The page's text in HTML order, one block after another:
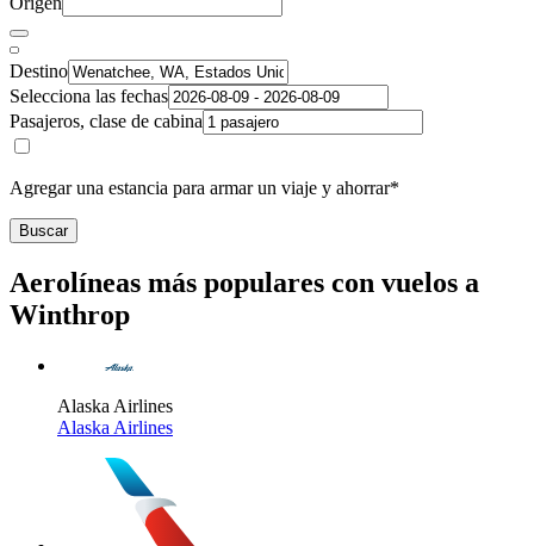
Destino
Selecciona las fechas
Pasajeros, clase de cabina
Agregar una estancia para armar un viaje y ahorrar*
Buscar
Aerolíneas más populares con vuelos a
Winthrop
Alaska Airlines
Alaska Airlines